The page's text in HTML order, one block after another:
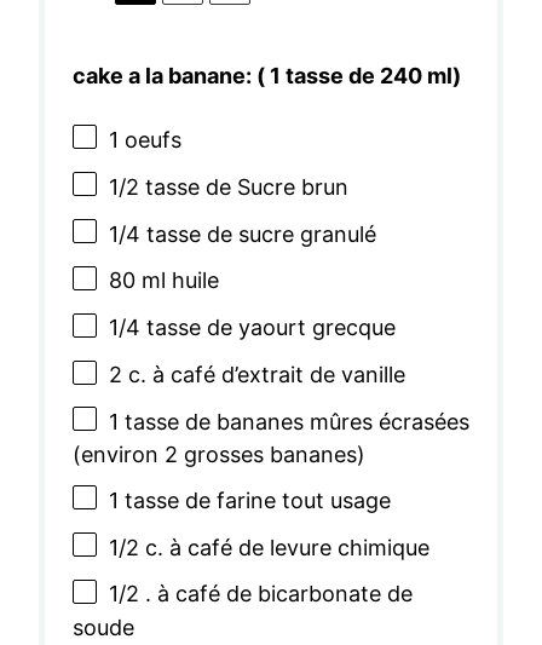
cake a la banane: ( 1 tasse de 240 ml)
1 oeufs
1/2 tasse de Sucre brun
1/4 tasse de sucre granulé
80ml huile
1/4 tasse de yaourt grecque
2 c. à café d’extrait de vanille
1 tasse de bananes mûres écrasées
(environ 2 grosses bananes)
1 tasse de farine tout usage
1/2 c. à café de levure chimique
1/2 . à café de bicarbonate de
soude